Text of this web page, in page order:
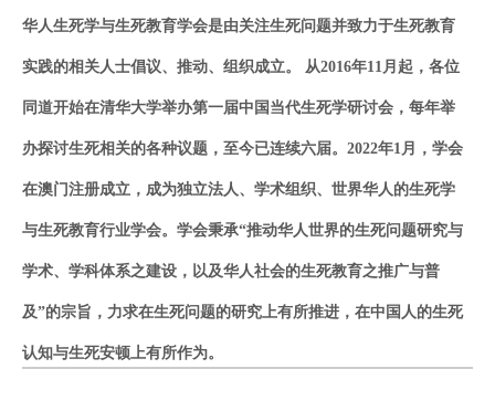
华人生死学与生死教育学会是由关注生死问题并致力于生死教育
实践的相关人士倡议、推动、组织成立。 从2016年11月起，各位
同道开始在清华大学举办第一届中国当代生死学研讨会，每年举
办探讨生死相关的各种议题，至今已连续六届。2022年1月，学会
在澳门注册成立，成为独立法人、学术组织、世界华人的生死学
与生死教育行业学会。学会秉承“推动华人世界的生死问题研究与
学术、学科体系之建设，以及华人社会的生死教育之推广与普
及”的宗旨，力求在生死问题的研究上有所推进，在中国人的生死
认知与生死安顿上有所作为。